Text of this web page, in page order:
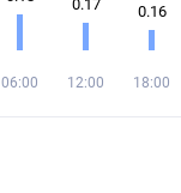
06:00
0.17
12:00
0.16
18:00